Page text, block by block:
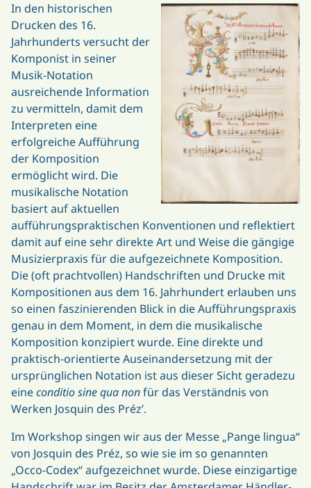
In den historischen
Drucken des 16.
Jahrhunderts versucht der
Komponist in seiner
Musik-Notation
ausreichende Information
zu vermitteln, damit dem
Interpreten eine
erfolgreiche Aufführung
der Komposition
ermöglicht wird. Die
musikalische Notation
basiert auf aktuellen
aufführungspraktischen Konventionen und reflektiert
damit auf eine sehr direkte Art und Weise die gängige
Musizierpraxis für die aufgezeichnete Komposition.
Die (oft prachtvollen) Handschriften und Drucke mit
Kompositionen aus dem 16. Jahrhundert erlauben uns
so einen faszinierenden Blick in die Aufführungspraxis
genau in dem Moment, in dem die musikalische
Komposition konzipiert wurde. Eine direkte und
praktisch-orientierte Auseinandersetzung mit der
ursprünglichen Notation ist aus dieser Sicht geradezu
eineconditio sine qua nonfür das Verständnis von
Werken Josquin des Préz’.
Im Workshop singen wir aus der Messe „Pange lingua“
von Josquin des Préz, so wie sie im so genannten
„Occo-Codex“ aufgezeichnet wurde. Diese einzigartige